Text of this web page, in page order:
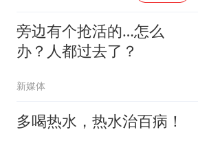
旁边有个抢活的…怎么
办？人都过去了？
新媒体
多喝热水，热水治百病！